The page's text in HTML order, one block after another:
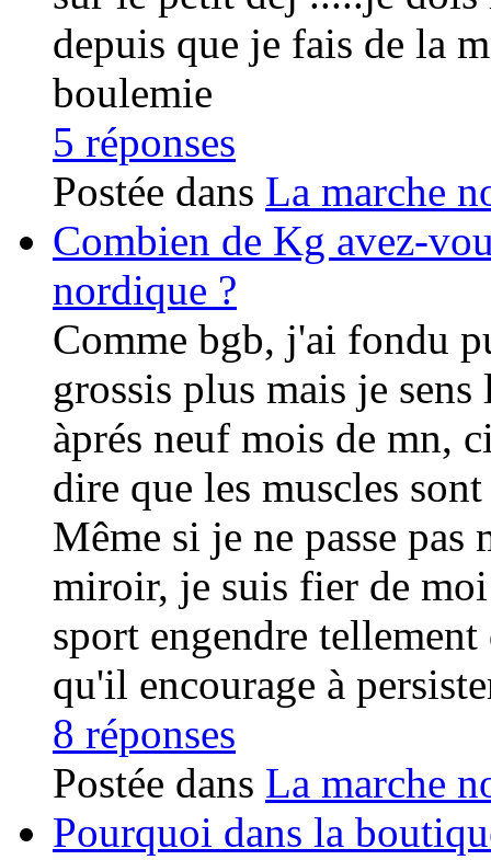
depuis que je fais de la
boulemie
5 réponses
Postée dans La marche
Combien de Kg avez-
nordique ?
Comme bgb, j'ai fondu
grossis plus mais je
àprés neuf mois de mn,
dire que les muscles
Même si je ne passe pas
miroir, je suis fier de moi
sport engendre
qu'il encourage à
8 réponses
Postée dans La marche
Pourquoi dans la